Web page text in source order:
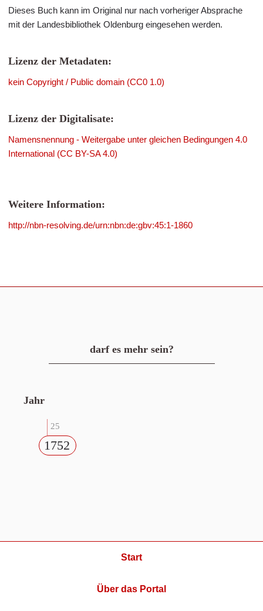
Dieses Buch kann im Original nur nach vorheriger Absprache
mit der Landesbibliothek Oldenburg eingesehen werden.
Lizenz der Metadaten:
kein Copyright / Public domain (CC0 1.0)
Lizenz der Digitalisate:
Namensnennung - Weitergabe unter gleichen Bedingungen 4.0
International (CC BY-SA 4.0)
Weitere Information:
http://nbn-resolving.de/urn:nbn:de:gbv:45:1-1860
darf es mehr sein?
Jahr
25
1752
Start
Über das Portal